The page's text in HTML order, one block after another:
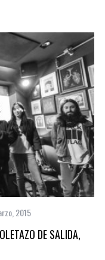
2015
DE SALIDA,